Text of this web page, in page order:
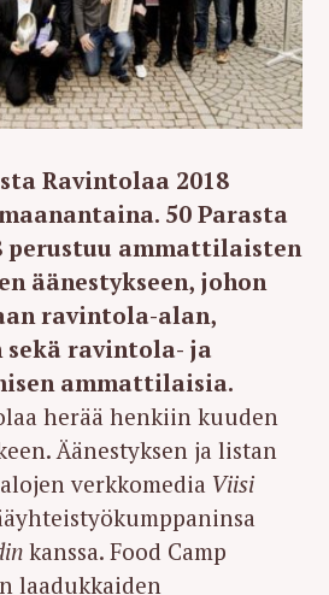
Ravintolaa 2018
50 Parasta
perustuu ammattilaisten
äänestykseen, johon
ravintola-alan,
sekä ravintola- ja
ammattilaisia.
herää henkiin kuuden
Äänestyksen ja listan
verkkomedia Viisi
kanssa. Food Camp
laadukkaiden